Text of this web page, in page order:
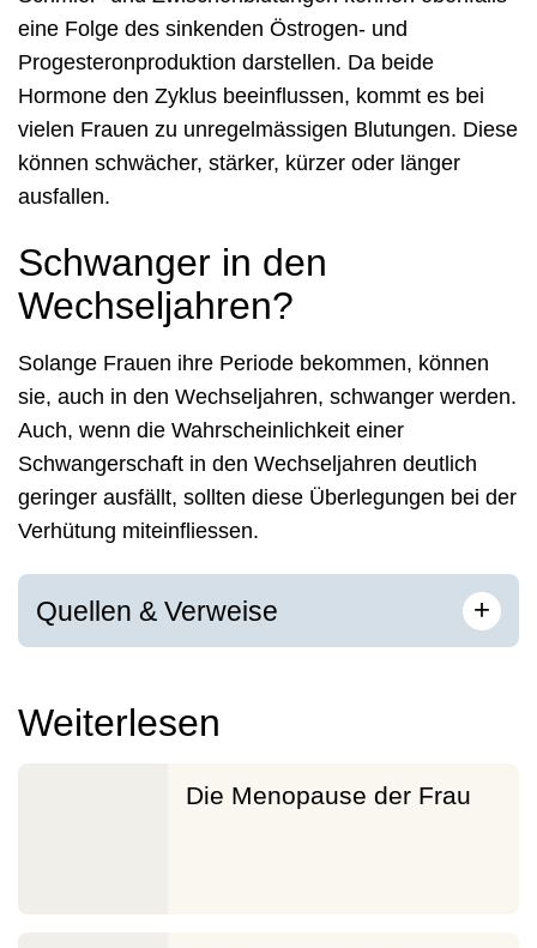
eine Folge des sinkenden Östrogen- und
Progesteronproduktion darstellen. Da beide
Hormone den Zyklus beeinflussen, kommt es bei
vielen Frauen zu unregelmässigen Blutungen. Diese
können schwächer, stärker, kürzer oder länger
ausfallen.
Schwanger in den
Wechseljahren?
Solange Frauen ihre Periode bekommen, können
sie, auch in den Wechseljahren, schwanger werden.
Auch, wenn die Wahrscheinlichkeit einer
Schwangerschaft in den Wechseljahren deutlich
geringer ausfällt, sollten diese Überlegungen bei der
Verhütung miteinfliessen.
Quellen & Verweise +
Weiterlesen
Die Menopause der Frau